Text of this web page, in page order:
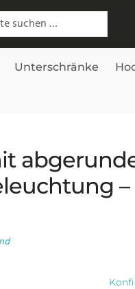
Unterschränke
–